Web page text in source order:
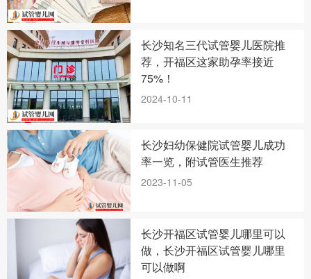
长沙知名三代试管婴儿医院推
荐，开福区这家助孕率接近
75%！
2024-10-11
长沙妇幼保健院试管婴儿成功
率一览，附试管医生推荐
2023-11-05
长沙开福区试管婴儿哪里可以
做，长沙开福区试管婴儿哪里
可以做啊